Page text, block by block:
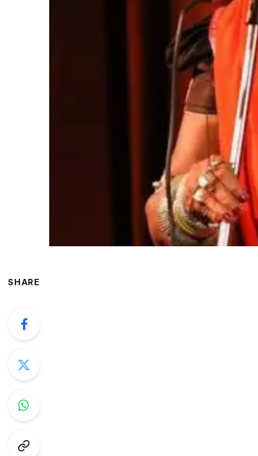
SHARE